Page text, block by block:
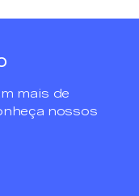
mais de
nossos